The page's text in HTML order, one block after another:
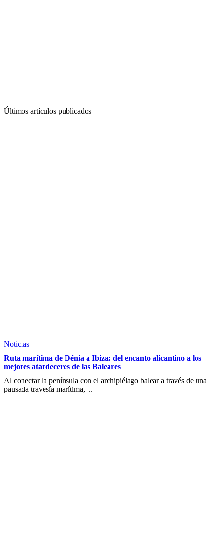
Últimos artículos publicados
Noticias
Ruta marítima de Dénia a Ibiza: del encanto alicantino a los
mejores atardeceres de las Baleares
Al conectar la península con el archipiélago balear a través de una
pausada travesía marítima, ...